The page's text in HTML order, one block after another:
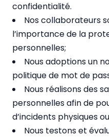
confidentialité.
Nos collaborateurs
l’importance de la
personnelles;
Nous adoptions un
politique de mot de
Nous réalisons des
personnelles afin de
d’incidents physiques
Nous testons et